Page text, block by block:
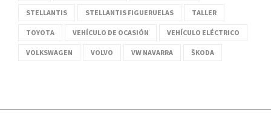
STELLANTIS STELLANTIS FIGUERUELAS TALLER
TOYOTA VEHÍCULO DE OCASIÓN VEHÍCULO ELÉCTRICO
VOLKSWAGEN VOLVO VW NAVARRA ŠKODA